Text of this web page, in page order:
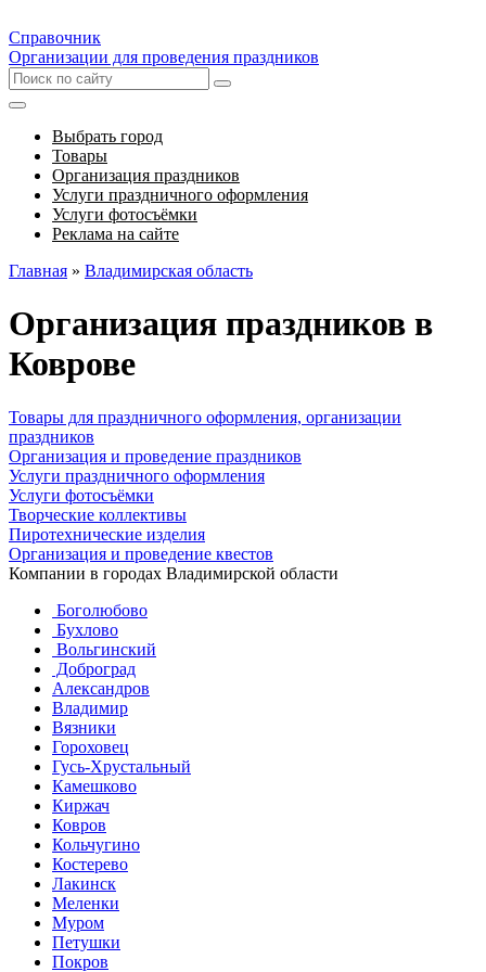
Справочник
Организации для проведения праздников
Выбрать город
Товары
Организация праздников
Услуги праздничного оформления
Услуги фотосъёмки
Реклама на сайте
Главная » Владимирская область
Организация праздников в
Коврове
Товары для праздничного оформления, организации
праздников
Организация и проведение праздников
Услуги праздничного оформления
Услуги фотосъёмки
Творческие коллективы
Пиротехнические изделия
Организация и проведение квестов
Компании в городах Владимирской области
Боголюбово
Бухлово
Вольгинский
Доброград
Александров
Владимир
Вязники
Гороховец
Гусь-Хрустальный
Камешково
Киржач
Ковров
Кольчугино
Костерево
Лакинск
Меленки
Муром
Петушки
Покров